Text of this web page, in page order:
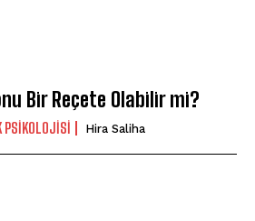
Bir Reçete Olabilir mi?
PSIKOLOJISI Hira Saliha